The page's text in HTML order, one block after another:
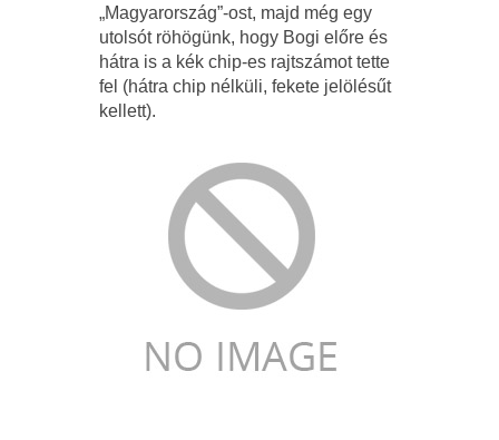
„Magyarország”-ost, majd még egy
utolsót röhögünk, hogy Bogi előre és
hátra is a kék chip-es rajtszámot tette
fel (hátra chip nélküli, fekete jelölésűt
kellett).